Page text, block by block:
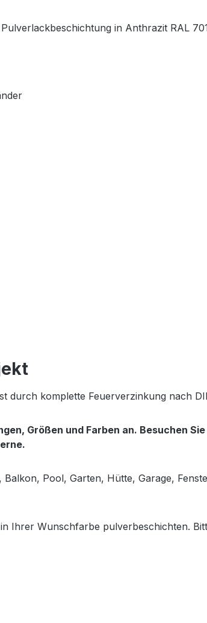
in Anthrazit RAL
durch komplette Feuerverzinkung nach
Größen und Farben an. Besuchen
Pool, Garten, Hütte, Garage,
Ihrer Wunschfarbe pulverbeschichten.